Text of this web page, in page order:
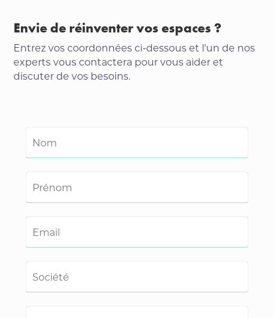
Envie de réinventer vos espaces ?
Entrez vos coordonnées ci-dessous et l'un de nos
experts vous contactera pour vous aider et
discuter de vos besoins.